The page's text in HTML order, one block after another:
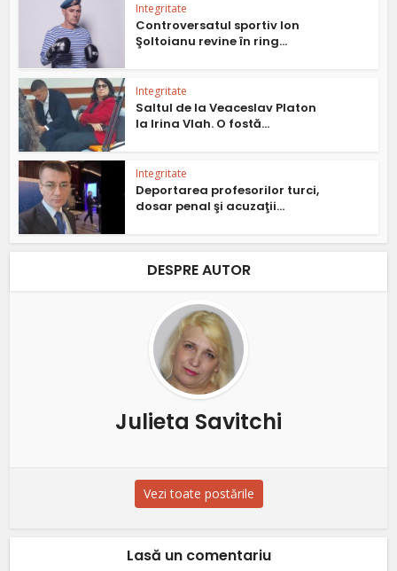
Integritate
Controversatul sportiv Ion
Şoltoianu revine în ring...
Integritate
Saltul de la Veaceslav Platon
la Irina Vlah. O fostă...
Integritate
Deportarea profesorilor turci,
dosar penal şi acuzaţii...
DESPRE AUTOR
Julieta Savitchi
Vezi toate postările
Lasă un comentariu